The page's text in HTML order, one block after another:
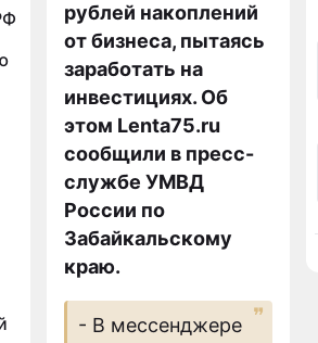
рублей накоплений
от бизнеса, пытаясь
заработать на
инвестициях. Об
этом Lenta75.ru
сообщили в пресс-
службе УМВД
России по
Забайкальскому
краю.
- В мессенджере